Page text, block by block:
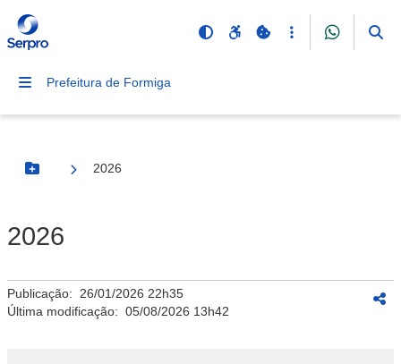
Prefeitura de Formiga
Botão Menu
2026
2026
Publicação: 26/01/2026 22h35
Última modificação: 05/08/2026 13h42